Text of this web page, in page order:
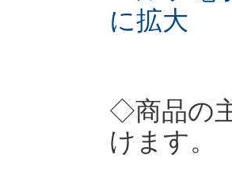
に拡大
◇商品の
けます。